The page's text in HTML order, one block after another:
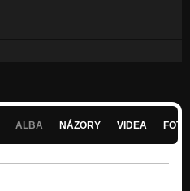
ALBA NÁZORY VIDEA